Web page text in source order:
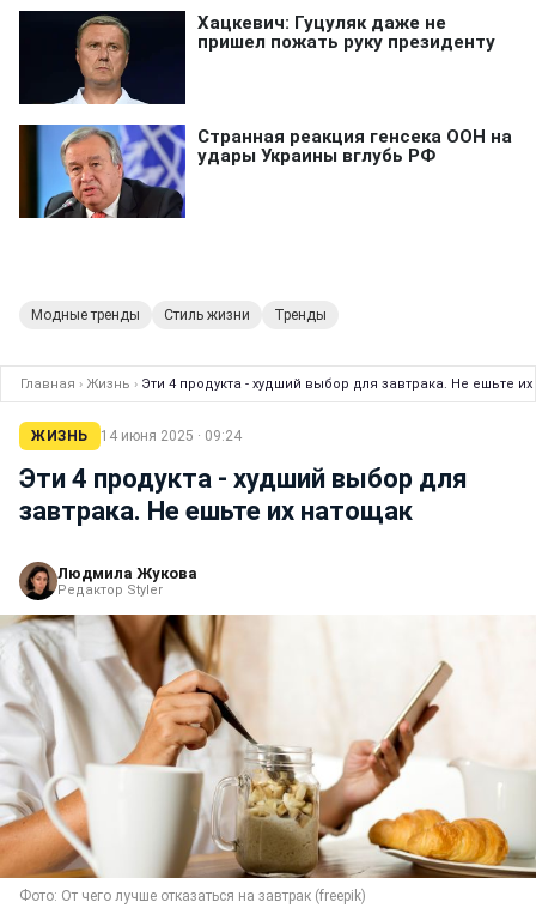
Модные тренды Стиль жизни Тренды
Главная › Жизнь › Эти 4 продукта - худший выбор для завтрака. Не ешьте
ЖИЗНЬ 14 июня 2025 · 09:24
Эти 4 продукта - худший выбор для
завтрака. Не ешьте их натощак
Людмила Жукова
Редактор Styler
Фото: От чего лучше отказаться на завтрак (freepik)